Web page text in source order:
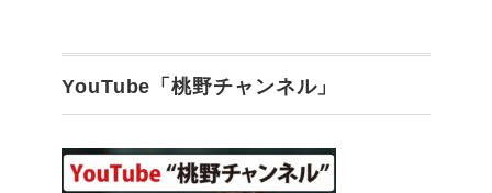
YouTube「桃野チャンネル」